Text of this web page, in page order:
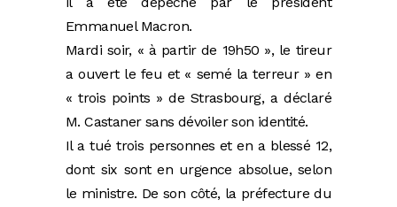
Emmanuel Macron.
Mardi soir, « à partir de 19h50 », le tireur
a ouvert le feu et « semé la terreur » en
« trois points » de Strasbourg, a déclaré
M. Castaner sans dévoiler son identité.
Il a tué trois personnes et en a blessé 12,
dont six sont en urgence absolue, selon
le ministre. De son côté, la préfecture du